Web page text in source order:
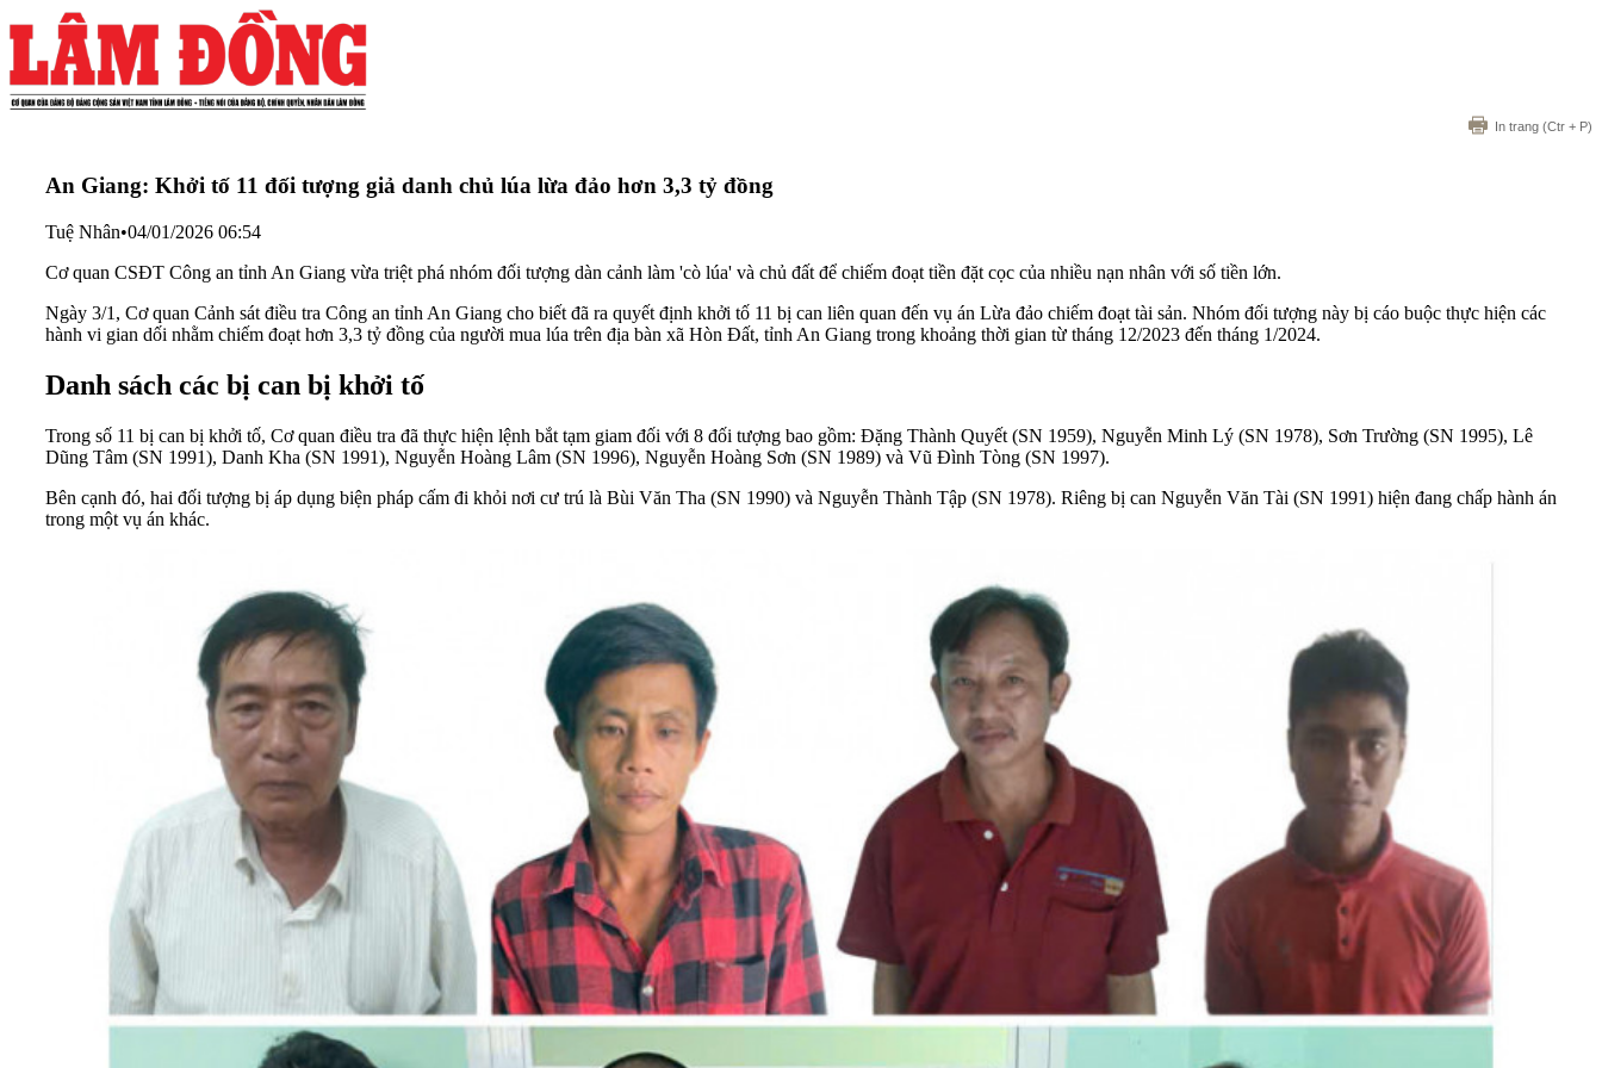
In trang (Ctr + P)
An Giang: Khởi tố 11 đối tượng giả danh chủ lúa lừa đảo hơn 3,3 tỷ đồng
Tuệ Nhân•04/01/2026 06:54
Cơ quan CSĐT Công an tỉnh An Giang vừa triệt phá nhóm đối tượng dàn cảnh làm 'cò lúa' và chủ đất để chiếm đoạt tiền đặt cọc của nhiều nạn nhân với số tiền lớn.
Ngày 3/1, Cơ quan Cảnh sát điều tra Công an tỉnh An Giang cho biết đã ra quyết định khởi tố 11 bị can liên quan đến vụ án Lừa đảo chiếm đoạt tài sản. Nhóm đối tượng này bị cáo buộc thực hiện các
hành vi gian dối nhằm chiếm đoạt hơn 3,3 tỷ đồng của người mua lúa trên địa bàn xã Hòn Đất, tỉnh An Giang trong khoảng thời gian từ tháng 12/2023 đến tháng 1/2024.
Danh sách các bị can bị khởi tố
Trong số 11 bị can bị khởi tố, Cơ quan điều tra đã thực hiện lệnh bắt tạm giam đối với 8 đối tượng bao gồm: Đặng Thành Quyết (SN 1959), Nguyễn Minh Lý (SN 1978), Sơn Trường (SN 1995), Lê
Dũng Tâm (SN 1991), Danh Kha (SN 1991), Nguyễn Hoàng Lâm (SN 1996), Nguyễn Hoàng Sơn (SN 1989) và Vũ Đình Tòng (SN 1997).
Bên cạnh đó, hai đối tượng bị áp dụng biện pháp cấm đi khỏi nơi cư trú là Bùi Văn Tha (SN 1990) và Nguyễn Thành Tập (SN 1978). Riêng bị can Nguyễn Văn Tài (SN 1991) hiện đang chấp hành án
trong một vụ án khác.